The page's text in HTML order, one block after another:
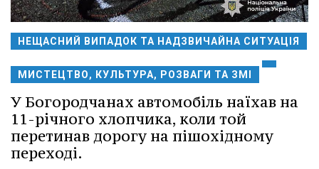
НЕЩАСНИЙ ВИПАДОК ТА НАДЗВИЧАЙНА СИТУАЦІЯ
МИСТЕЦТВО, КУЛЬТУРА, РОЗВАГИ ТА ЗМІ
У Богородчанах автомобіль наїхав на
11-річного хлопчика, коли той
перетинав дорогу на пішохідному
переході.